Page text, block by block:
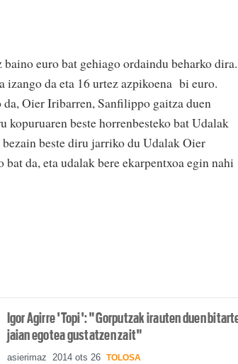
euro bat gehiago ordaindu beharko dira.
izango da eta 16 urtez azpikoena bi euro.
Oier Iribarren, Sanfilippo gaitza duen
beste horrenbesteko bat Udalak
beste diru jarriko du Udalak Oier
da, eta udalak bere ekarpentxoa egin nahi
Igor Agirre 'Topi': "Gorputzak irauten duen
jaian egotea gustatzen zait"
asierimaz 2014 ots 26 TOLOSA